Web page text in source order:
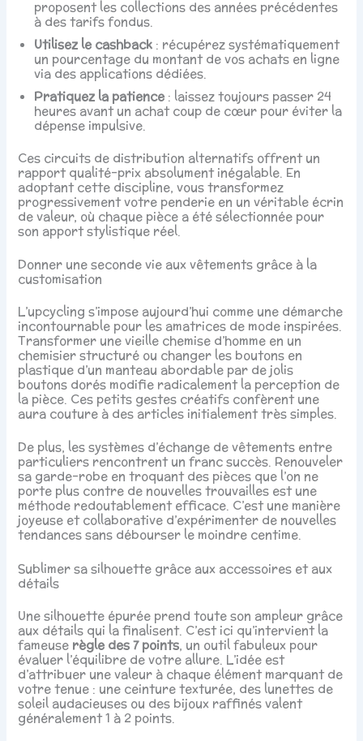
proposent les collections des années précédentes
à des tarifs fondus.
Utilisez le cashback : récupérez systématiquement
un pourcentage du montant de vos achats en ligne
via des applications dédiées.
Pratiquez la patience: laissez toujours passer 24
heures avant un achat coup de cœur pour éviter la
dépense impulsive.
Ces circuits de distribution alternatifs offrent un
rapport qualité-prix absolument inégalable. En
adoptant cette discipline, vous transformez
progressivement votre penderie en un véritable écrin
de valeur, où chaque pièce a été sélectionnée pour
son apport stylistique réel.
Donner une seconde vie aux vêtements grâce à la
customisation
L’upcycling s’impose aujourd’hui comme une démarche
incontournable pour les amatrices de mode inspirées.
Transformer une vieille chemise d’homme en un
chemisier structuré ou changer les boutons en
plastique d’un manteau abordable par de jolis
boutons dorés modifie radicalement la perception de
la pièce. Ces petits gestes créatifs confèrent une
aura couture à des articles initialement très simples.
De plus, les systèmes d’échange de vêtements entre
particuliers rencontrent un franc succès. Renouveler
sa garde-robe en troquant des pièces que l’on ne
porte plus contre de nouvelles trouvailles est une
méthode redoutablement efficace. C’est une manière
joyeuse et collaborative d’expérimenter de nouvelles
tendances sans débourser le moindre centime.
Sublimer sa silhouette grâce aux accessoires et aux
détails
Une silhouette épurée prend toute son ampleur grâce
aux détails qui la finalisent. C’est ici qu’intervient la
fameuse règle des 7 points, un outil fabuleux pour
évaluer l’équilibre de votre allure. L’idée est
d’attribuer une valeur à chaque élément marquant de
votre tenue : une ceinture texturée, des lunettes de
soleil audacieuses ou des bijoux raffinés valent
généralement 1 à 2 points.